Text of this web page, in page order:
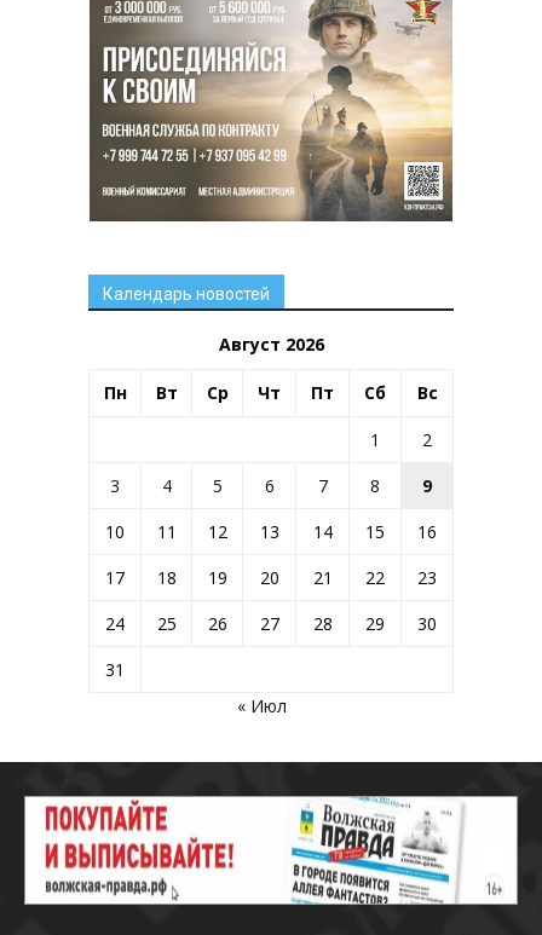
Календарь новостей
Август 2026
Пн Вт Ср Чт Пт Сб Вс
1
2
3
4 5 6 7 8
9
10
11 12 13 14 15
16
17
18 19 20 21 22
23
24
25 26 27 28 29
30
31
« Июл